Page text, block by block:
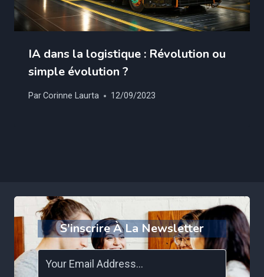
IA dans la logistique : Révolution ou
simple évolution ?
ParCorinne Laurta 12/09/2023
S'inscrire À La Newsletter